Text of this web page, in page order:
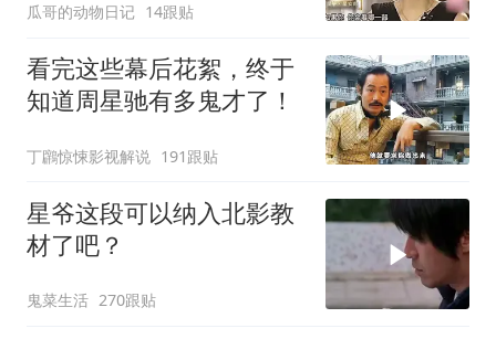
瓜哥的动物日记 14跟贴
看完这些幕后花絮，终于
知道周星驰有多鬼才了！
丁鸊惊悚影视解说 191跟贴
星爷这段可以纳入北影教
材了吧？
鬼菜生活 270跟贴